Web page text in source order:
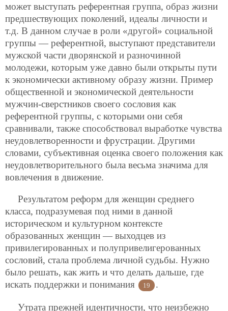
может выступать референтная группа, образ жизни
предшествующих поколений, идеалы личности и
т.д. В данном случае в роли «другой» социальной
группы — референтной, выступают представители
мужской части дворянской и разночинной
молодежи, которым уже давно были открыты пути
к экономически активному образу жизни. Пример
общественной и экономической деятельности
мужчин-сверстников своего сословия как
референтной группы, с которыми они себя
сравнивали, также способствовал выработке чувства
неудовлетворенности и фрустрации. Другими
словами, субъективная оценка своего положения как
неудовлетворительного была весьма значима для
вовлечения в движение.
Результатом реформ для женщин среднего
класса, подразумевая под ними в данной
историческом и культурном контексте
образованных женщин — выходцев из
привилегированных и полупривелигерованных
сословий, стала проблема личной судьбы. Нужно
было решать, как жить и что делать дальше, где
искать поддержки и понимания
19 .
Утрата прежней идентичности, что неизбежно